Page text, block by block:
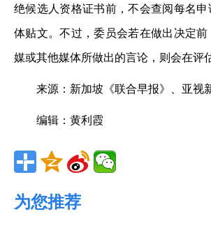
绝候选人资格证书前，不会查阅每名
体贴文。不过，委员会若在做出决定
媒或其他媒体所做出的言论，则会在评
来源：新加坡《联合早报》、亚视
编辑：黄利霞
为您推荐